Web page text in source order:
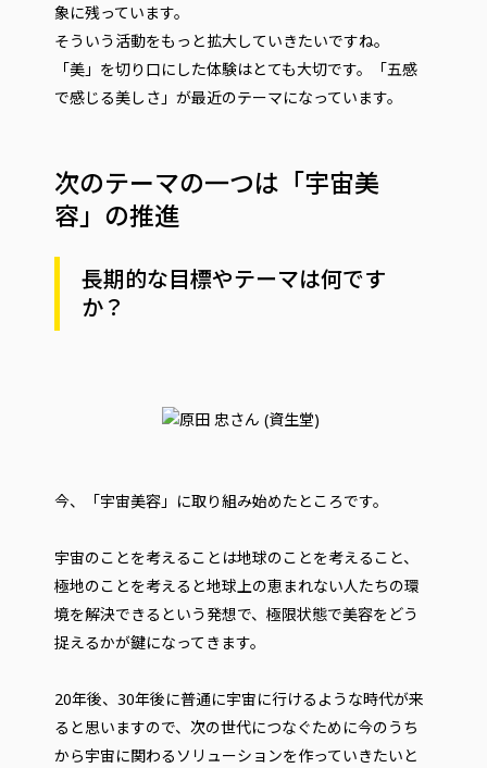
象に残っています。
そういう活動をもっと拡大していきたいですね。
「美」を切り口にした体験はとても大切です。「五感
で感じる美しさ」が最近のテーマになっています。
次のテーマの一つは「宇宙美
容」の推進
長期的な目標やテーマは何です
か？
今、「宇宙美容」に取り組み始めたところです。
宇宙のことを考えることは地球のことを考えること、
極地のことを考えると地球上の恵まれない人たちの環
境を解決できるという発想で、極限状態で美容をどう
捉えるかが鍵になってきます。
20年後、30年後に普通に宇宙に行けるような時代が来
ると思いますので、次の世代につなぐために今のうち
から宇宙に関わるソリューションを作っていきたいと